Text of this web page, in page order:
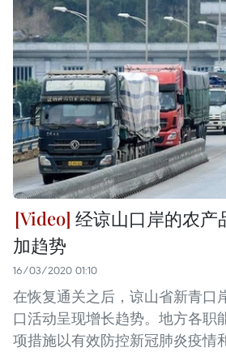
经谅山口岸的农产
加趋势
16/03/2020 01:10
在恢复通关之后，谅山省新青口
口活动呈现增长趋势。地方各职
项措施以有效防控新冠肺炎疫情